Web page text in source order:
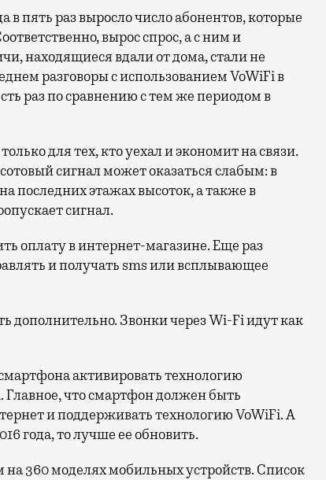
в пять раз выросло число абонентов, которые
вырос спрос, а с ним и
находящиеся вдали от дома, стали не
разговоры с использованием VoWiFi в
раз по сравнению с тем же периодом в
для тех, кто уехал и экономит на связи.
сигнал может оказаться слабым: в
последних этажах высоток, а также в
сигнал.
оплату в интернет-магазине. Еще раз
и получать sms или всплывающее
дополнительно. Звонки через Wi-Fi идут как
активировать технологию
что смартфон должен быть
и поддерживать технологию VoWiFi. А
года, то лучше ее обновить.
на 360 моделях мобильных устройств. Список